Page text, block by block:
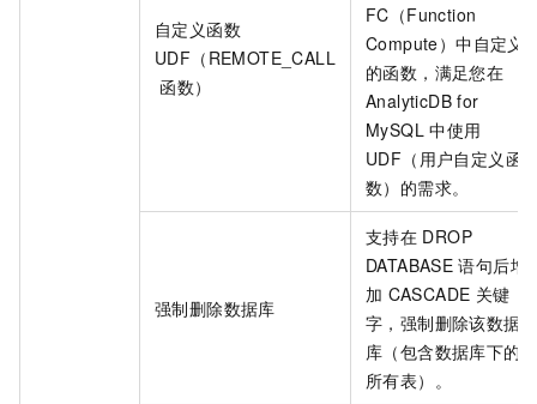
自定义函数
UDF（REMOTE_CALL
函数）
FC（Function
Compute）中自定义
的函数，满足您在
AnalyticDB for
MySQL 中使用
UDF（用户自定义函
数）的需求。
强制删除数据库
支持在 DROP
DATABASE 语句后增
加 CASCADE 关键
字，强制删除该数据
库（包含数据库下的
所有表）。